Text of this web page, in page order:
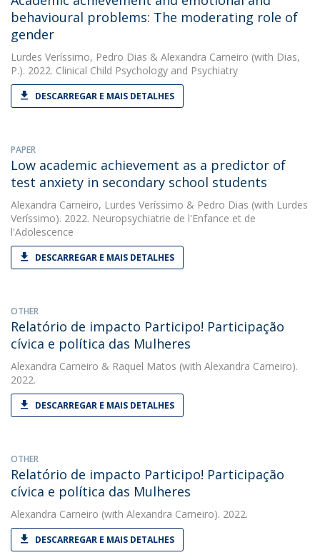
behavioural problems: The moderating role of
gender
Lurdes Veríssimo, Pedro Dias & Alexandra Carneiro (with Dias,
P.). 2022. Clinical Child Psychology and Psychiatry
DESCARREGAR E MAIS DETALHES
PAPER
Low academic achievement as a predictor of
test anxiety in secondary school students
Alexandra Carneiro, Lurdes Veríssimo & Pedro Dias (with Lurdes
Veríssimo). 2022. Neuropsychiatrie de l'Enfance et de
l'Adolescence
DESCARREGAR E MAIS DETALHES
OTHER
Relatório de impacto Participo! Participação
cívica e política das Mulheres
Alexandra Carneiro & Raquel Matos (with Alexandra Carneiro).
2022.
DESCARREGAR E MAIS DETALHES
OTHER
Relatório de impacto Participo! Participação
cívica e política das Mulheres
Alexandra Carneiro (with Alexandra Carneiro). 2022.
DESCARREGAR E MAIS DETALHES